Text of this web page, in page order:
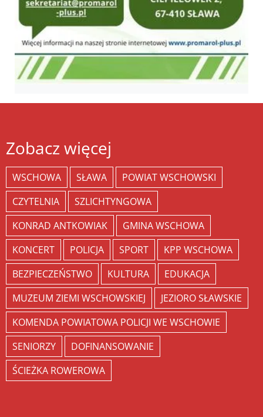
Zobacz więcej
WSCHOWA SŁAWA
POWIAT WSCHOWSKI
CZYTELNIA
SZLICHTYNGOWA
KONRAD ANTKOWIAK
GMINA WSCHOWA
KONCERT
POLICJA SPORT
KPP WSCHOWA
BEZPIECZEŃSTWO
KULTURA
EDUKACJA
MUZEUM ZIEMI WSCHOWSKIEJ
JEZIORO SŁAWSKIE
KOMENDA POWIATOWA POLICJI WE WSCHOWIE
SENIORZY
DOFINANSOWANIE
ŚCIEŻKA ROWEROWA